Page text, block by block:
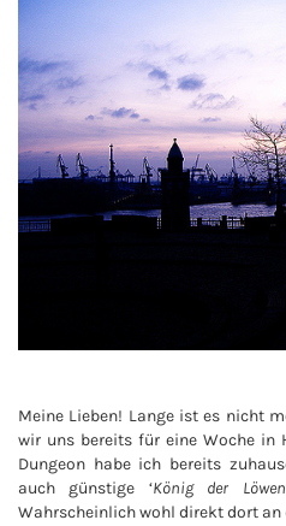
Meine Lieben! Lange ist es nicht
wir uns bereits für eine Woche in
Dungeon habe ich bereits
auch günstige ‘König der Löwen
Wahrscheinlich wohl direkt dort an